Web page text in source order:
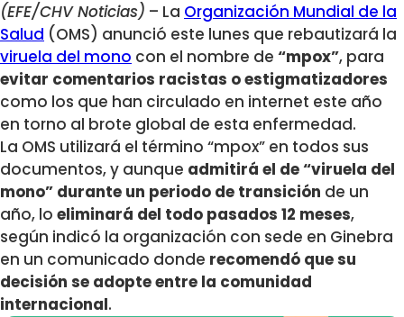
(EFE/CHV Noticias) – La Organización Mundial de la
Salud (OMS) anunció este lunes que rebautizará la
viruela del mono con el nombre de “mpox”, para
evitar comentarios racistas o estigmatizadores
como los que han circulado en internet este año
en torno al brote global de esta enfermedad.
La OMS utilizará el término “mpox” en todos sus
documentos, y aunque admitirá el de “viruela del
mono” durante un periodo de transición de un
año, lo eliminará del todo pasados 12 meses,
según indicó la organización con sede en Ginebra
en un comunicado donde recomendó que su
decisión se adopte entre la comunidad
internacional.